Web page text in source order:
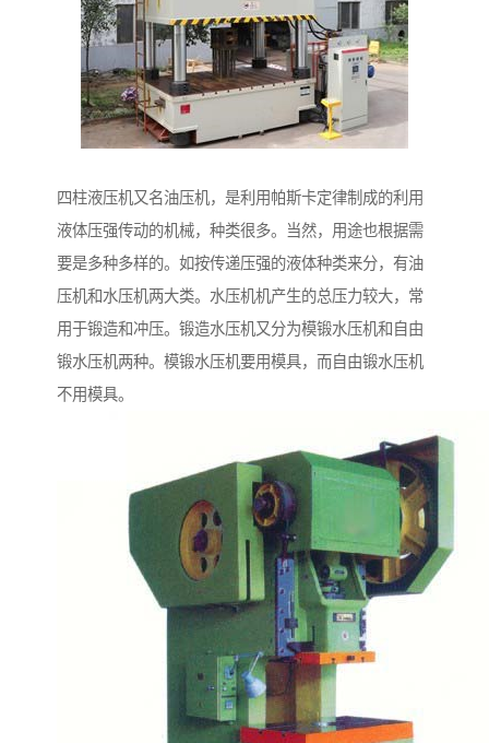
四柱液压机又名油压机，是利用帕斯卡定律制成的利用
液体压强传动的机械，种类很多。当然，用途也根据需
要是多种多样的。如按传递压强的液体种类来分，有油
压机和水压机两大类。水压机机产生的总压力较大，常
用于锻造和冲压。锻造水压机又分为模锻水压机和自由
锻水压机两种。模锻水压机要用模具，而自由锻水压机
不用模具。